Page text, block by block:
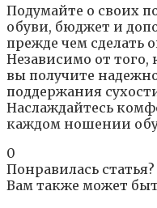
Подумайте о своих
обуви, бюджет и
прежде чем сделать
Независимо от того,
вы получите
поддержания
Наслаждайтесь
каждом ношении
0
Понравилась
Вам также может